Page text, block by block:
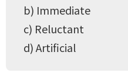
b) Immediate
c) Reluctant
d) Artificial